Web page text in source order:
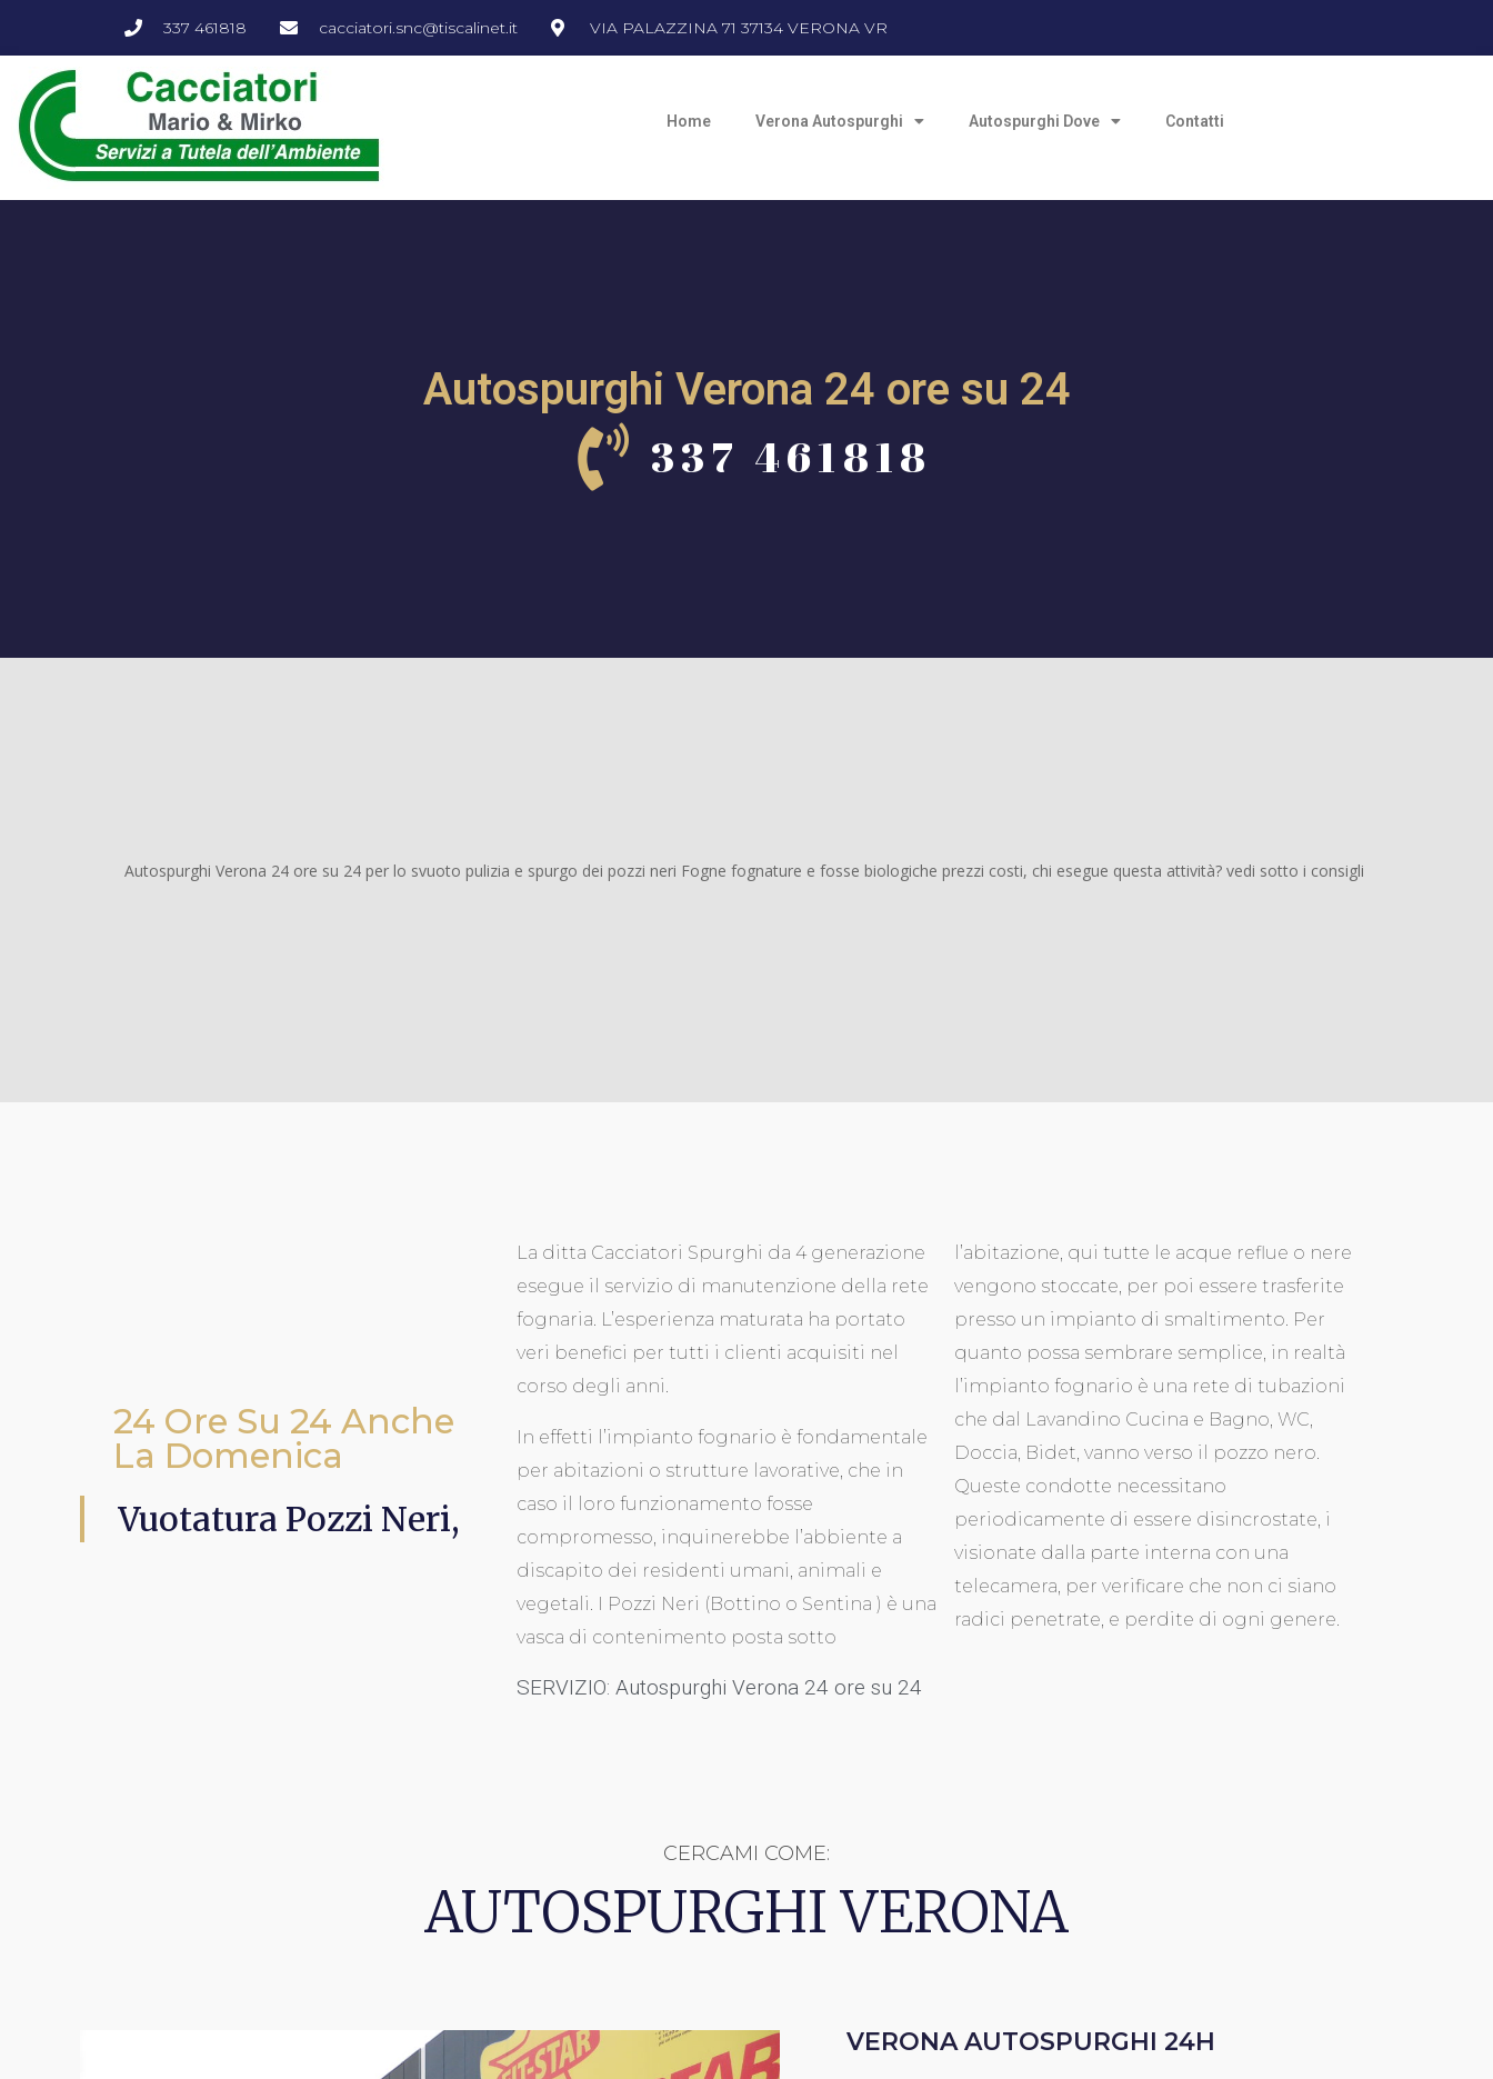
337 461818 cacciatori.snc@tiscalinet.it VIA PALAZZINA 71 37134 VERONA VR
Home Verona Autospurghi Autospurghi Dove Contatti
Autospurghi Verona 24 ore su 24
337 461818
Autospurghi Verona 24 ore su 24 per lo svuoto pulizia e spurgo dei pozzi neri Fogne fognature e fosse biologiche prezzi costi, chi esegue questa attività? vedi sotto i consigli
24 Ore Su 24 Anche
La Domenica
Vuotatura Pozzi Neri,
La ditta Cacciatori Spurghi da 4 generazione
esegue il servizio di manutenzione della rete
fognaria. L’esperienza maturata ha portato
veri benefici per tutti i clienti acquisiti nel
corso degli anni.
In effetti l’impianto fognario è fondamentale
per abitazioni o strutture lavorative, che in
caso il loro funzionamento fosse
compromesso, inquinerebbe l’abbiente a
discapito dei residenti umani, animali e
vegetali. I Pozzi Neri (Bottino o Sentina ) è una
vasca di contenimento posta sotto
l’abitazione, qui tutte le acque reflue o nere
vengono stoccate, per poi essere trasferite
presso un impianto di smaltimento. Per
quanto possa sembrare semplice, in realtà
l’impianto fognario è una rete di tubazioni
che dal Lavandino Cucina e Bagno, WC,
Doccia, Bidet, vanno verso il pozzo nero.
Queste condotte necessitano
periodicamente di essere disincrostate, i
visionate dalla parte interna con una
telecamera, per verificare che non ci siano
radici penetrate, e perdite di ogni genere.
SERVIZIO: Autospurghi Verona 24 ore su 24
CERCAMI COME:
AUTOSPURGHI VERONA
VERONA AUTOSPURGHI 24H